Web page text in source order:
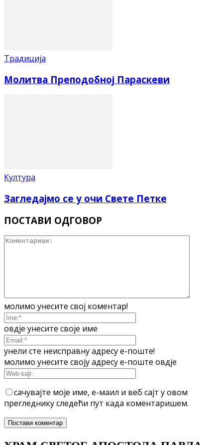
Традиција
Молитва Преподобној Параскеви
Култура
Загледајмо се у очи Свете Петке
ПОСТАВИ ОДГОВОР
молимо унесите свој коментар!
овдје унесите своје име
унели сте неисправну адресу е-поште!
молимо унесите своју адресу е-поште овдје
сачувајте моје име, е-маил и веб сајт у овом
прегледнику следећи пут када коментаришем.